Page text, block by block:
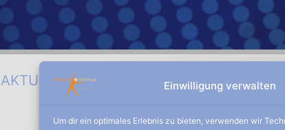
Einwilligung verwalten
Um dir ein optimales Erlebnis zu bieten, verwenden wir
AKTUELLES LEISTUNGEN PRAXIS